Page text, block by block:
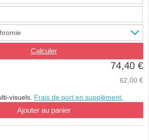
Calculer
74,40 €
62,00 €
visuels. Frais de port en supplément.
Ajouter au panier